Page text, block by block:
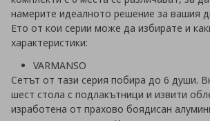
намерите идеалното решение за вашия
Ето от кои серии може да избирате и
характеристики:
VARMANSO
Сетът от тази серия побира до 6 души.
шест стола с подлакътници и извити
изработена от прахово боядисан